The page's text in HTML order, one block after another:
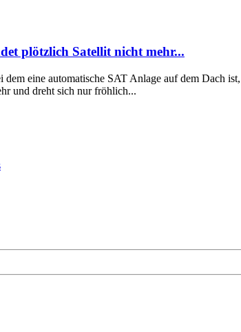
plötzlich Satellit nicht mehr...
eine automatische SAT Anlage auf dem Dach
und dreht sich nur fröhlich...